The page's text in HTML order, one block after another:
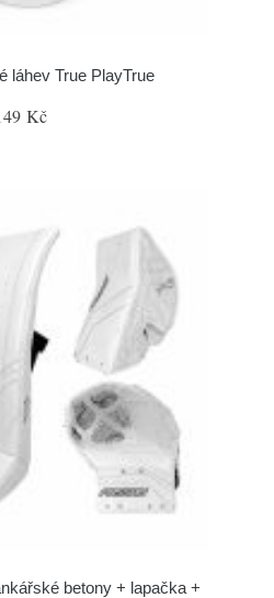
láhev True PlayTrue
Kč
betony + lapačka +